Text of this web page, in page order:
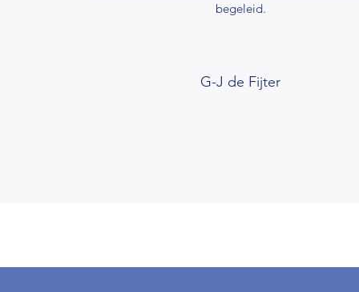
begeleid.
G-J de Fijter